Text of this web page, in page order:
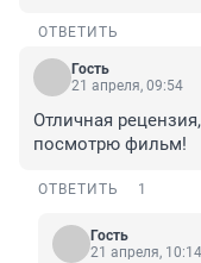
ОТВЕТИТЬ
Гость
21 апреля, 09:54
Отличная
посмотрю фильм!
ОТВЕТИТЬ 1
Гость
21 апреля, 10:14